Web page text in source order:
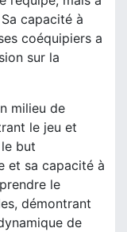
capacité à
coéquipiers a
sur la
milieu de
le jeu et
but
et sa capacité à
le
démontrant
de